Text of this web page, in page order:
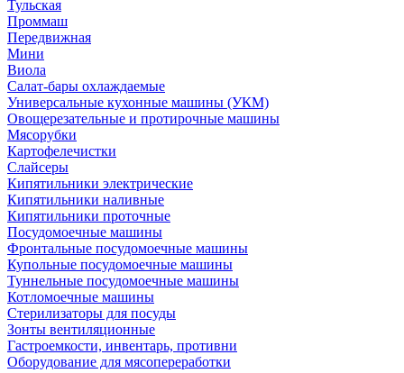
Тульская
Проммаш
Передвижная
Мини
Виола
Салат-бары охлаждаемые
Универсальные кухонные машины (УКМ)
Овощерезательные и протирочные машины
Мясорубки
Картофелечистки
Слайсеры
Кипятильники электрические
Кипятильники наливные
Кипятильники проточные
Посудомоечные машины
Фронтальные посудомоечные машины
Купольные посудомоечные машины
Туннельные посудомоечные машины
Котломоечные машины
Стерилизаторы для посуды
Зонты вентиляционные
Гастроемкости, инвентарь, противни
Оборудование для мясопереработки